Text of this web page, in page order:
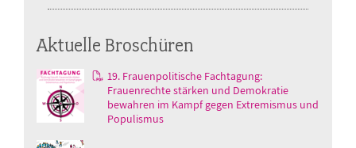
Aktuelle Broschüren
19. Frauenpolitische Fachtagung:
Frauenrechte stärken und Demokratie
bewahren im Kampf gegen Extremismus und
Populismus